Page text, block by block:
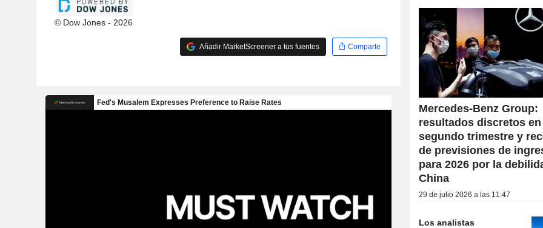
© Dow Jones - 2026
Añadir MarketScreener a tus fuentes Comparte
Mercedes-Benz Group:
resultados discretos en
segundo trimestre y
de previsiones de
para 2026 por la
China
29 de julio 2026 a las 11:47
Los analistas